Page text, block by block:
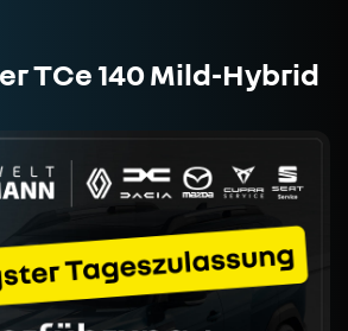
TCe 140 Mild-Hybrid